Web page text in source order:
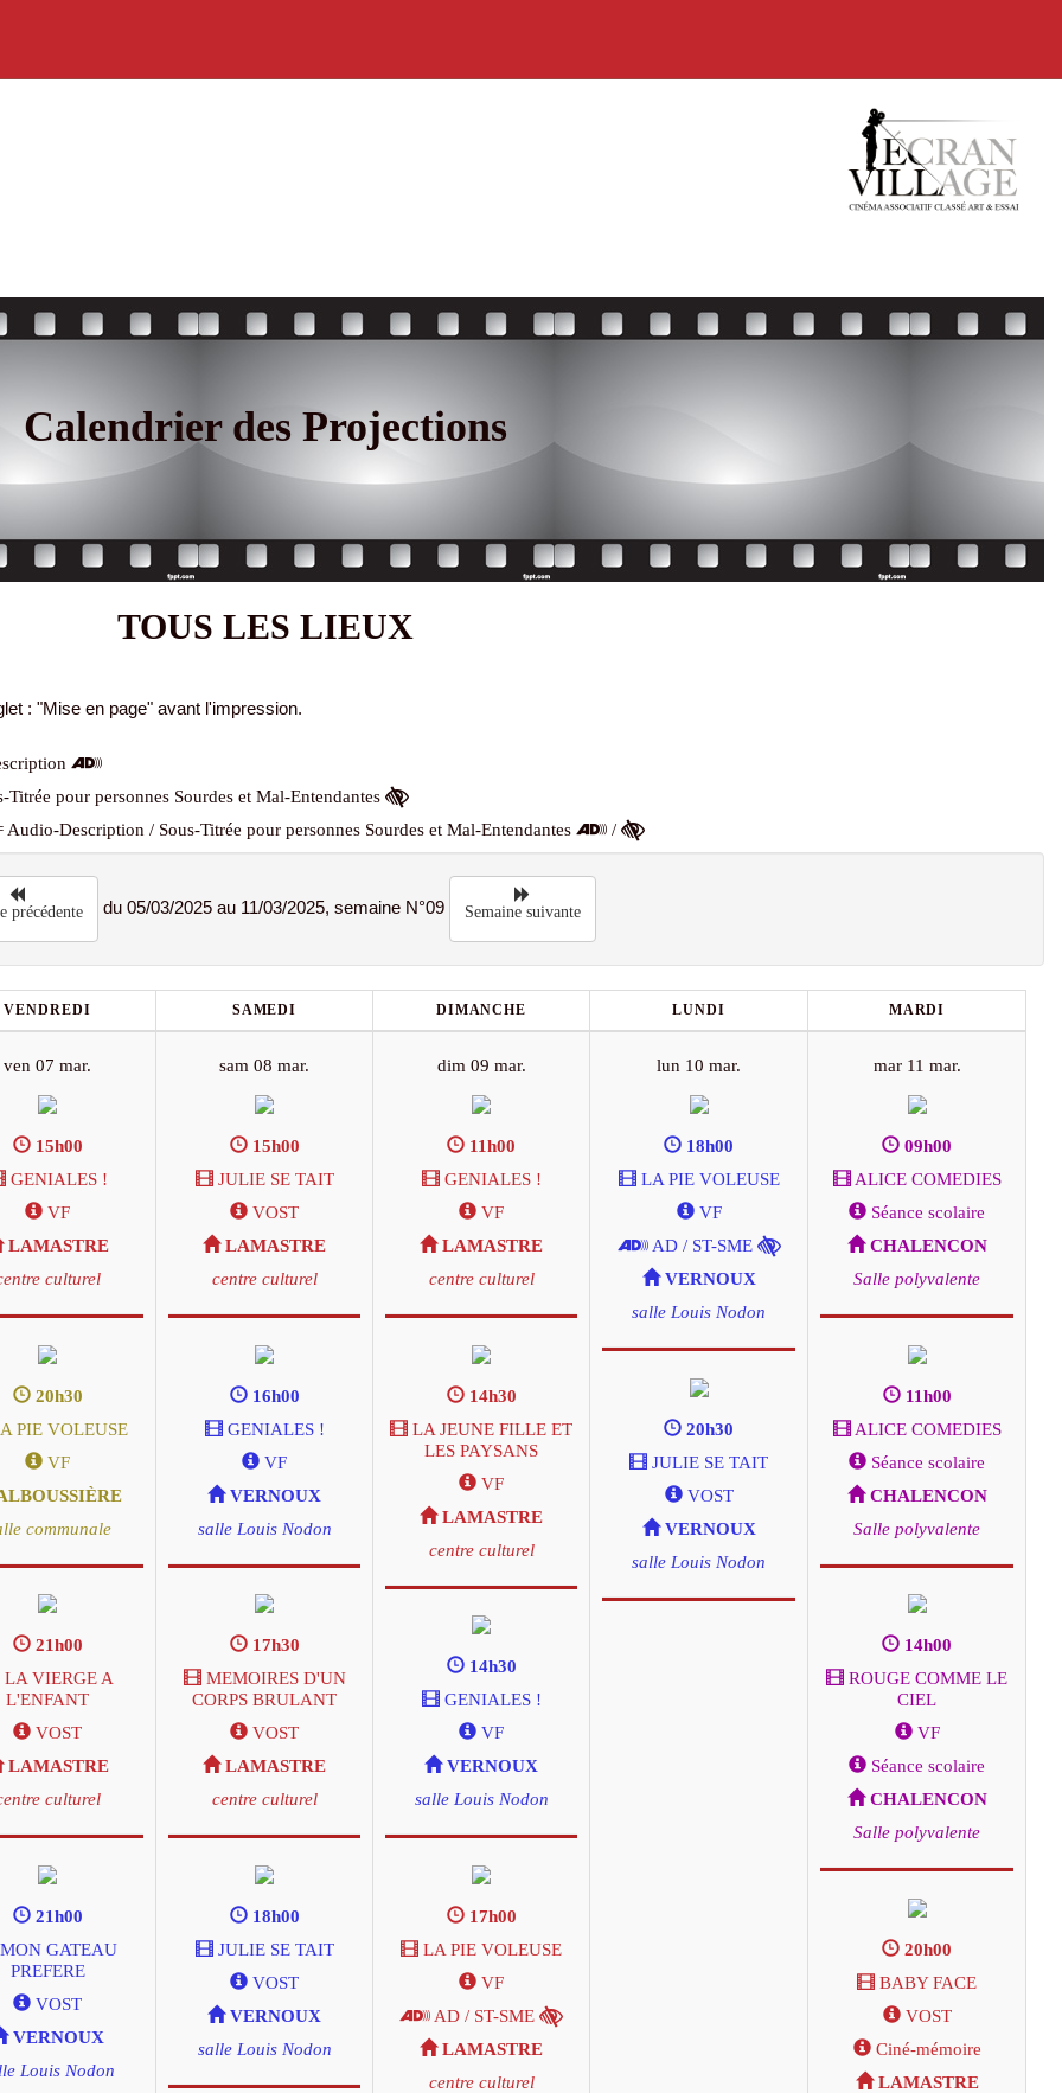
Calendrier des Projections
TOUS LES LIEUX
: "Mise en page" avant l'impression.
Titrée pour personnes Sourdes et Mal-Entendantes
Audio-Description / Sous-Titrée pour personnes Sourdes et Mal-Entendantes
/
précédente du 05/03/2025 au 11/03/2025, semaine N°09 Semaine suivante
VENDREDI SAMEDI DIMANCHE LUNDI MARDI
ven 07 mar.
15h00
GENIALES !
VF
LAMASTRE
culturel
20h30
PIE VOLEUSE
VF
communale
21h00
LA VIERGE A
L'ENFANT
VOST
LAMASTRE
culturel
21h00
GATEAU
PREFERE
VOST
VERNOUX
Louis Nodon
sam 08 mar.
15h00
JULIE SE TAIT
VOST
LAMASTRE
centre culturel
16h00
GENIALES !
VF
VERNOUX
salle Louis Nodon
17h30
MEMOIRES D'UN
CORPS BRULANT
VOST
LAMASTRE
centre culturel
18h00
JULIE SE TAIT
VOST
VERNOUX
salle Louis Nodon
dim 09 mar.
11h00
GENIALES !
VF
LAMASTRE
centre culturel
14h30
LA JEUNE FILLE ET
LES PAYSANS
VF
LAMASTRE
centre culturel
14h30
GENIALES !
VF
VERNOUX
salle Louis Nodon
17h00
LA PIE VOLEUSE
VF
AD / ST-SME
LAMASTRE
centre culturel
lun 10 mar.
18h00
LA PIE VOLEUSE
VF
AD / ST-SME
VERNOUX
salle Louis Nodon
20h30
JULIE SE TAIT
VOST
VERNOUX
salle Louis Nodon
mar 11 mar.
09h00
ALICE COMEDIES
Séance scolaire
CHALENCON
Salle polyvalente
11h00
ALICE COMEDIES
Séance scolaire
CHALENCON
Salle polyvalente
14h00
ROUGE COMME LE
CIEL
VF
Séance scolaire
CHALENCON
Salle polyvalente
20h00
BABY FACE
VOST
Ciné-mémoire
LAMASTRE